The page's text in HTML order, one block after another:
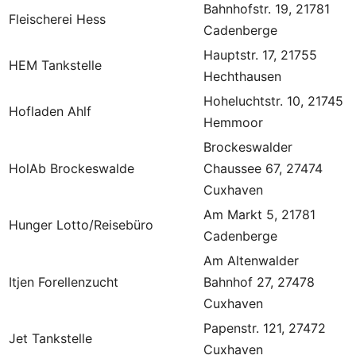
Fleischerei Hess
Bahnhofstr. 19, 21781
Cadenberge
HEM Tankstelle
Hauptstr. 17, 21755
Hechthausen
Hofladen Ahlf
Hoheluchtstr. 10, 21745
Hemmoor
HolAb Brockeswalde
Brockeswalder
Chaussee 67, 27474
Cuxhaven
Hunger Lotto/Reisebüro
Am Markt 5, 21781
Cadenberge
Itjen Forellenzucht
Am Altenwalder
Bahnhof 27, 27478
Cuxhaven
Jet Tankstelle
Papenstr. 121, 27472
Cuxhaven